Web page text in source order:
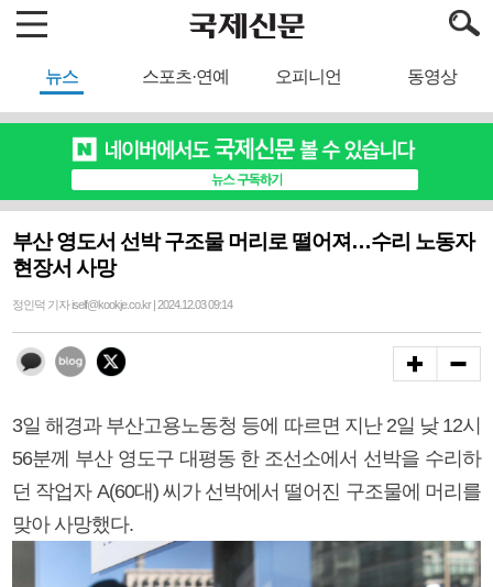
뉴스 스포츠·연예 오피니언 동영상
부산 영도서 선박 구조물 머리로 떨어져…수리 노동자
현장서 사망
정인덕 기자 iself@kookje.co.kr | 2024.12.03 09:14
3일 해경과 부산고용노동청 등에 따르면 지난 2일 낮 12시
56분께 부산 영도구 대평동 한 조선소에서 선박을 수리하
던 작업자 A(60대) 씨가 선박에서 떨어진 구조물에 머리를
맞아 사망했다.